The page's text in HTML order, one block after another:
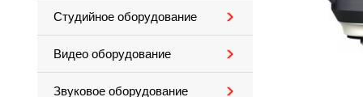
Студийное оборудование
Видео оборудование
Звуковое оборудование